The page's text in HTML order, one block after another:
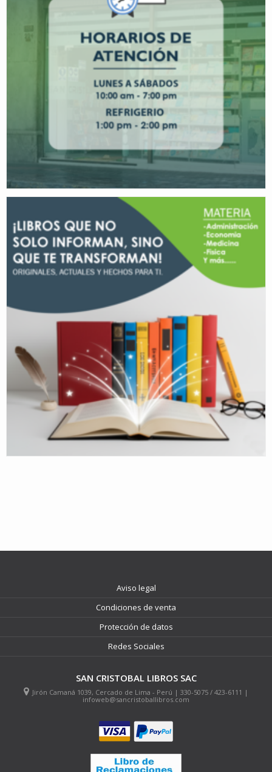
Aviso legal
Condiciones de venta
Protección de datos
Redes Sociales
SAN CRISTOBAL LIBROS SAC
Jirón Camaná 1039, Cercado de Lima - Perú | 330-5075 / 423-6111 |
infoweb@sancristoballibros.com